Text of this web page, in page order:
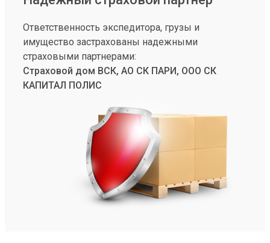
Ответственность экспедитора, грузы и
имущество застрахованы надежными
страховыми партнерами:
Страховой дом ВСК, АО СК ПАРИ, ООО СК
КАПИТАЛ ПОЛИС